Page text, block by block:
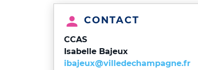
CONTACT
CCAS
Isabelle Bajeux
ibajeux@villedechampagne.fr